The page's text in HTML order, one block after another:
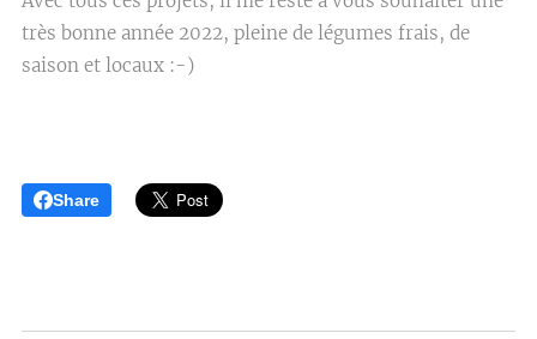
très bonne année 2022, pleine de légumes frais, de
saison et locaux :-)
Share